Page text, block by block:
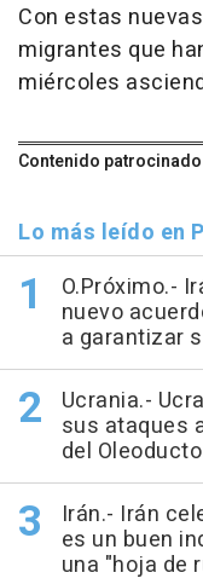
Con estas
migrantes que
miércoles
Contenido patrocinado
Lo más leído en
O.Próximo.-
nuevo
a garantizar
Ucrania.-
sus ataques
del
Irán.- Irán
es un buen
una "hoja de